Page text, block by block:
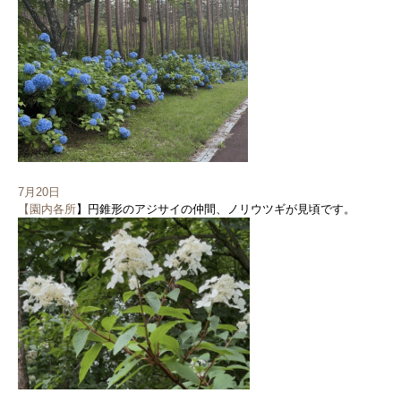
7月20日
【園内各所】円錐形のアジサイの仲間、ノリウツギが見頃です。